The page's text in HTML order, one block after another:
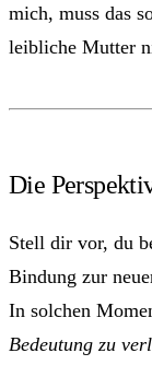
mich, muss das
leibliche Mutter
Die
Stell dir vor, du
Bindung zur
In solchen
Bedeutung zu